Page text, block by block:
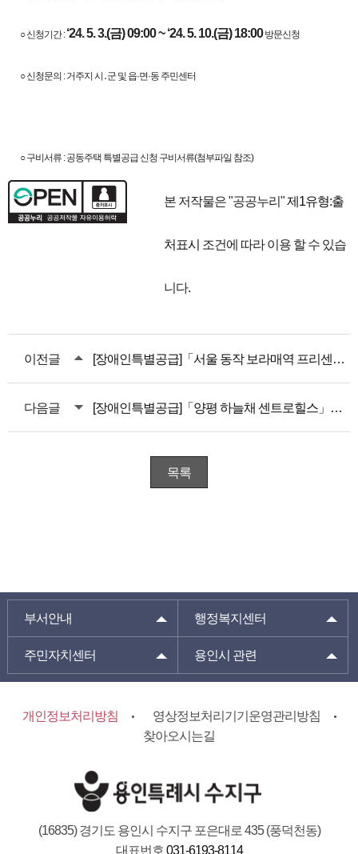
○ 신청기간 :‘24. 5. 3.(금) 09:00 ~ ‘24. 5. 10.(금) 18:00방문신청
○ 신청문의 : 거주지 시․군 및 읍·면·동 주민센터
○ 구비서류 : 공동주택 특별공급 신청 구비서류(첨부파일 참조)
본 저작물은 "공공누리"제1유형:출
처표시 조건에 따라 이용 할 수 있습
니다.
이전글 [장애인특별공급]「서울 동작 보라매역 프리센트」 (2차 변경으로 재안내)
다음글 [장애인특별공급]「양평 하늘채 센트로힐스」장애인 특별공급 안내
목록
부서안내 행정복지센터
주민자치센터 용인시 관련
개인정보처리방침
영상정보처리기기운영관리방침
찾아오시는길
(16835) 경기도 용인시 수지구 포은대로 435 (풍덕천동)
대표번호 031-6193-8114